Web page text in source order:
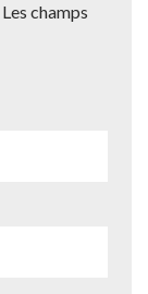
Les champs